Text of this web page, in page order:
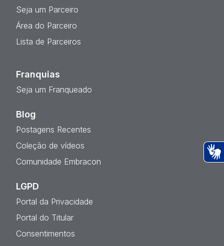
Seja um Parceiro
Área do Parceiro
Lista de Parceiros
Franquias
Seja um Franqueado
Blog
Postagens Recentes
Coleção de vídeos
Comunidade Embracon
LGPD
Portal da Privacidade
Portal do Titular
Consentimentos